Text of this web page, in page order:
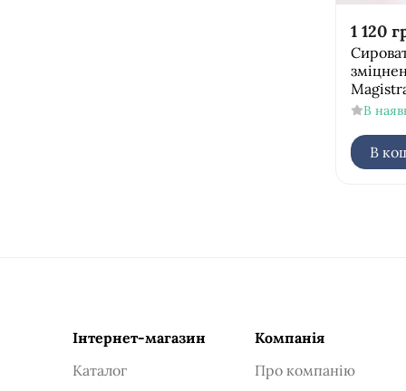
1 120
В
В
Інтернет-магазин
Каталог
Компанія
Про компанію